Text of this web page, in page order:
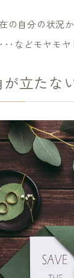
の自分の状況
･･などモヤモ
が立たな